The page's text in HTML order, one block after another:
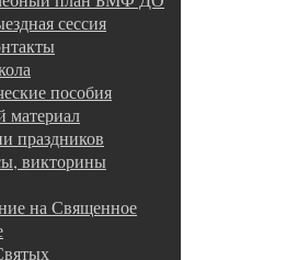
сессия
пособия
материал
праздников
викторины
на Священное